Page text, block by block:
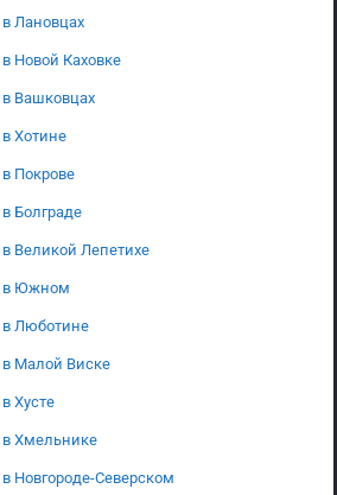
Лановцах
Новой Каховке
Вашковцах
Хотине
Покрове
Болграде
Великой Лепетихе
в Южном
Люботине
Малой Виске
Хусте
Хмельнике
Новгороде-Северском